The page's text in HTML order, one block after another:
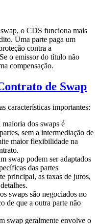
o CDS funciona mais
Uma parte paga um
contra a
o emissor do título não
compensação.
de Swap
características importantes:
maioria dos swaps é
sem a intermediação de
maior flexibilidade na
swap podem ser adaptados
das partes
principal, as taxas de juros,
swaps são negociados no
de que a outra parte não
swap geralmente envolve o